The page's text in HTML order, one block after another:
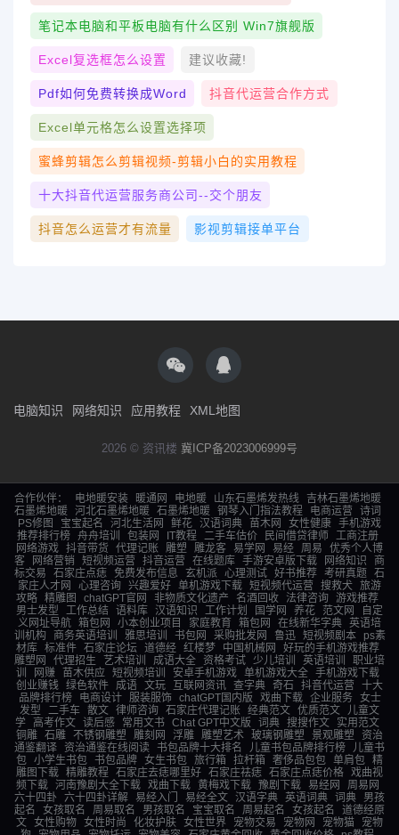
笔记本电脑和平板电脑有什么区别 Win7旗舰版
Excel复选框怎么设置 建议收藏!
Pdf如何免费转换成word 抖音代运营合作方式
Excel单元格怎么设置选择项
蜜蜂剪辑怎么剪辑视频-剪辑小白的实用教程
十大抖音代运营服务商公司--交个朋友
抖音怎么运营才有流量 影视剪辑接单平台
电脑知识 网络知识 应用教程 XML地图
2026 © 资讯楼 冀ICP备2023006999号
合作伙伴： 电地暖安装 暖通网 电地暖 山东石墨烯发热线
吉林石墨烯地暖
石墨烯地暖
河北石墨烯地暖 石墨烯地暖 钢琴入门指法教程 电商运营
诗词
PS修图
宝宝起名 河北生活网 鲜花 汉语词典 苗木网 女性健康 手机游戏
推荐排行榜
舟舟培训 包装网 IT教程 二手车估价 民间借贷律师
工商注册
网络游戏 抖音带货 代理记账 雕塑 雕龙客 易学网 易经 周易
优秀个人博
客
网络营销 短视频运营 抖音运营 在线题库 手游安卓版下载 网络知识
商
标交易
石家庄点痣 免费发布信息 玄机派 心理测试 好书推荐 考研真题 石
家庄人才网
心理咨询 兴趣爱好 单机游戏下载 短视频代运营 搜救犬 旅游
攻略 精雕图 chatGPT官网 非物质文化遗产 名酒回收 法律咨询 游戏推荐
男士发型
工作总结 语料库 汉语知识 工作计划 国学网 养花 范文网
自定
义网址导航 箱包网 小本创业项目 家庭教育 箱包网 在线新华字典 英语培
训机构
商务英语培训 雅思培训 书包网 采购批发网 鲁迅 短视频剧本
ps素
材库
标准件 石家庄论坛 道德经 红楼梦 中国机械网
好玩的手机游戏推荐
雕塑网
代理招生 艺术培训 成语大全 资格考试 少儿培训 英语培训
职业培
训
网赚 苗木供应 短视频培训 安卓手机游戏 单机游戏大全
手机游戏下载
创业赚钱
绿色软件 成语 文玩 互联网资讯 查字典 奇石 抖音代运营 十大
品牌排行榜
电商设计 服装服饰 chatGPT国内版 戏曲下载 企业服务
女士
发型
二手车 散文 律师咨询 石家庄代理记账 经典范文 优质范文
儿童文
学 高考作文 读后感 常用文书 Chat GPT中文版 词典 搜搜作文
实用范文
铜雕 石雕 不锈钢雕塑 雕刻网 浮雕 雕塑艺术 玻璃钢雕塑 景观雕塑
资治
通鉴翻译
资治通鉴在线阅读 书包品牌十大排名 儿童书包品牌排行榜
儿童书
包 小学生书包 书包品牌 女生书包 旅行箱 拉杆箱 奢侈品包包 单肩包 精
雕图下载 精雕教程 石家庄去痣哪里好 石家庄祛痣 石家庄点痣价格 戏曲视
频下载
河南豫剧大全下载 戏曲下载 黄梅戏下载 豫剧下载 易经网
周易网
六十四卦
六十四卦详解 易经入门 易经全文 汉语字典 英语词典 词典
男孩
起名
女孩取名 周易取名 男孩取名 宝宝取名 周易起名 女孩起名
道德经原
文 女性购物 女性时尚 化妆护肤 女性世界 宠物交易 宠物网 宠物猫
宠物